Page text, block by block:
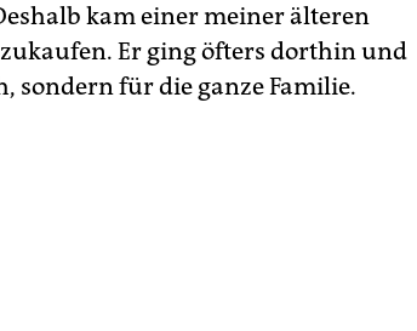
kam einer meiner älteren
Er ging öfters dorthin und
sondern für die ganze Familie.